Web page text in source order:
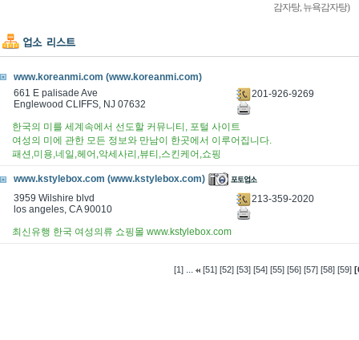
감자탕, 뉴욕감자탕)
www.koreanmi.com (www.koreanmi.com)
661 E palisade Ave
Englewood CLIFFS, NJ 07632
201-926-9269
한국의 미를 세계속에서 선도할 커뮤니티, 포털 사이트
여성의 미에 관한 모든 정보와 만남이 한곳에서 이루어집니다.
패션,미용,네일,헤어,악세사리,뷰티,스킨케어,쇼핑
www.kstylebox.com (www.kstylebox.com)
3959 Wilshire blvd
los angeles, CA 90010
213-359-2020
최신유행 한국 여성의류 쇼핑몰 www.kstylebox.com
[1]... [51] [52] [53] [54] [55] [56] [57] [58] [59]